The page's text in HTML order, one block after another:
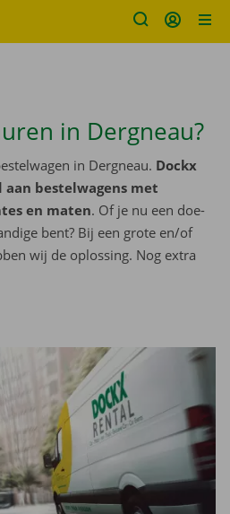
in Dergneau?
in Dergneau. Dockx
bestelwagens met
en maten. Of je nu een doe-
bent? Bij een grote en/of
wij de oplossing. Nog extra